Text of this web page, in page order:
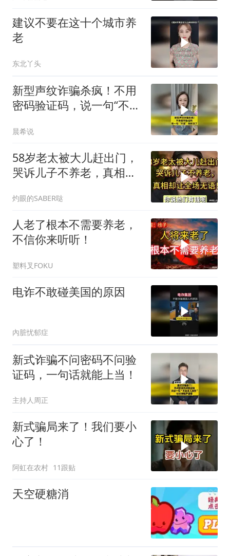
建议不要在这十个城市养
老
东北丫头
新型声纹诈骗杀疯！不用
密码验证码，说一句“不
晨希说
58岁老太被大儿赶出门，
哭诉儿子不养老，真相却
灼眼的SABER哒
人老了根本不需要养老，
不信你来听听！
塑料叉FOKU
电诈不敢碰美国的原因
內脏忧郁症
新式诈骗不问密码不问验
证码，一句话就能上当！
主持人周正
新式骗局来了！我们要小
心了！
阿虹在农村 11跟贴
天空硬糖消